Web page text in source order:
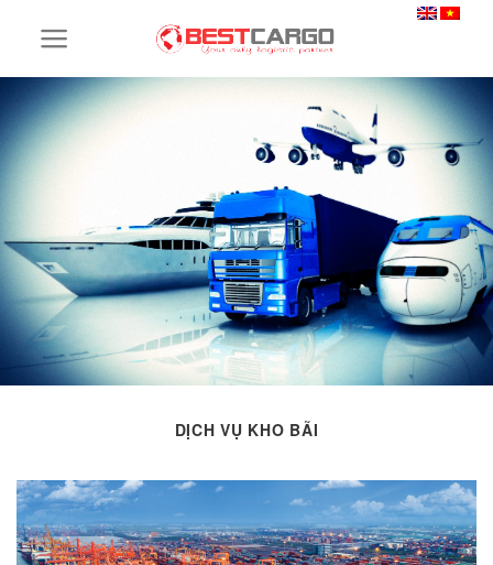
DỊCH VỤ KHO BÃI